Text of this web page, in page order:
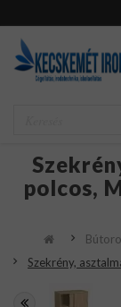
polcos,
Szekrény,